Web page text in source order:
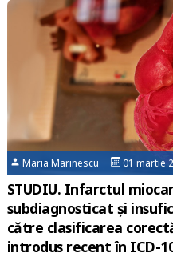
Maria Marinescu 01 martie
STUDIU. Infarctul
subdiagnosticat și
către clasificarea
introdus recent în ICD-